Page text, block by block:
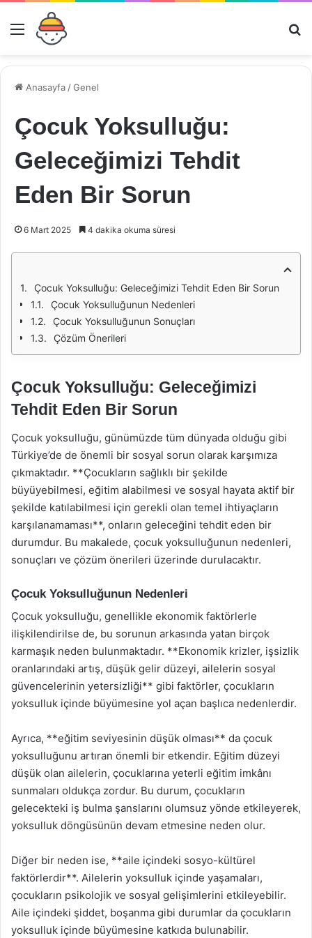
Menü
Anasayfa /Genel
Çocuk Yoksulluğu:
Geleceğimizi Tehdit
Eden Bir Sorun
6 Mart 2025 4 dakika okuma süresi
Çocuk Yoksulluğu: Geleceğimizi Tehdit Eden Bir Sorun
Çocuk Yoksulluğunun Nedenleri
Çocuk Yoksulluğunun Sonuçları
Çözüm Önerileri
Çocuk Yoksulluğu: Geleceğimizi
Tehdit Eden Bir Sorun
Çocuk yoksulluğu, günümüzde tüm dünyada olduğu gibi
Türkiye’de de önemli bir sosyal sorun olarak karşımıza
çıkmaktadır. **Çocukların sağlıklı bir şekilde
büyüyebilmesi, eğitim alabilmesi ve sosyal hayata aktif bir
şekilde katılabilmesi için gerekli olan temel ihtiyaçların
karşılanamaması**, onların geleceğini tehdit eden bir
durumdur. Bu makalede, çocuk yoksulluğunun nedenleri,
sonuçları ve çözüm önerileri üzerinde durulacaktır.
Çocuk Yoksulluğunun Nedenleri
Çocuk yoksulluğu, genellikle ekonomik faktörlerle
ilişkilendirilse de, bu sorunun arkasında yatan birçok
karmaşık neden bulunmaktadır. **Ekonomik krizler, işsizlik
oranlarındaki artış, düşük gelir düzeyi, ailelerin sosyal
güvencelerinin yetersizliği** gibi faktörler, çocukların
yoksulluk içinde büyümesine yol açan başlıca nedenlerdir.
Ayrıca, **eğitim seviyesinin düşük olması** da çocuk
yoksulluğunu artıran önemli bir etkendir. Eğitim düzeyi
düşük olan ailelerin, çocuklarına yeterli eğitim imkânı
sunmaları oldukça zordur. Bu durum, çocukların
gelecekteki iş bulma şanslarını olumsuz yönde etkileyerek,
yoksulluk döngüsünün devam etmesine neden olur.
Diğer bir neden ise, **aile içindeki sosyo-kültürel
faktörlerdir**. Ailelerin yoksulluk içinde yaşamaları,
çocukların psikolojik ve sosyal gelişimlerini etkileyebilir.
Aile içindeki şiddet, boşanma gibi durumlar da çocukların
yoksulluk içinde büyümesine katkıda bulunabilir.